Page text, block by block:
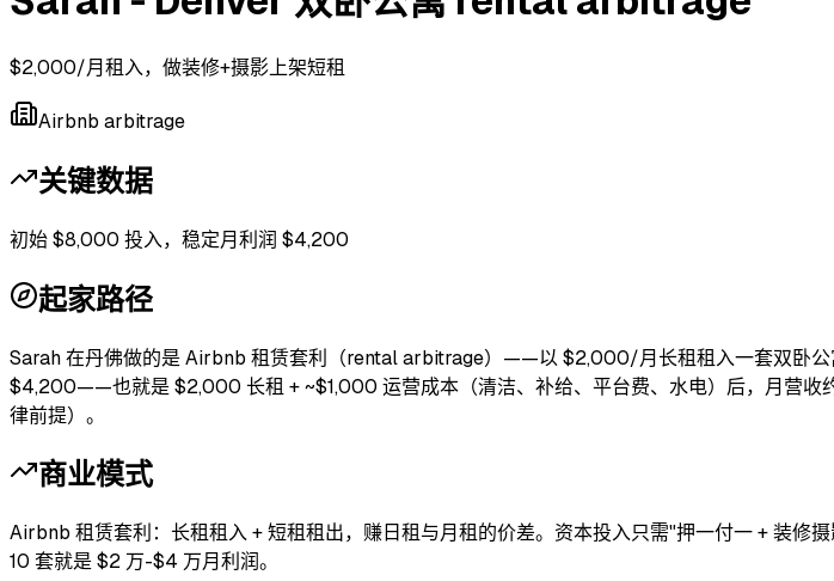
$2,000/月租入，做装修+摄影上架短租
Airbnb arbitrage
关键数据
初始 $8,000 投入，稳定月利润 $4,200
起家路径
Sarah 在丹佛做的是 Airbnb 租赁套利（rental arbitrage）——以 $2,000/月长租租入一套双卧
$4,200——也就是 $2,000 长租 + ~$1,000 运营成本（清洁、补给、平台费、水电）后，月营收
律前提）。
商业模式
Airbnb 租赁套利：长租租入 + 短租租出，赚日租与月租的价差。资本投入只需"押一付一 + 装
10 套就是 $2 万-$4 万月利润。